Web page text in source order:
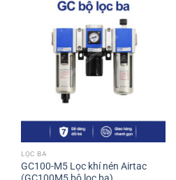
LỌC BA
GC100-M5 Lọc khí nén Airtac
(GC100M5 bộ lọc ba)